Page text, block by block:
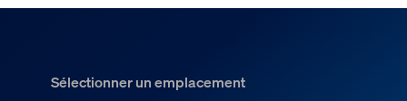
Sélectionner un emplacement